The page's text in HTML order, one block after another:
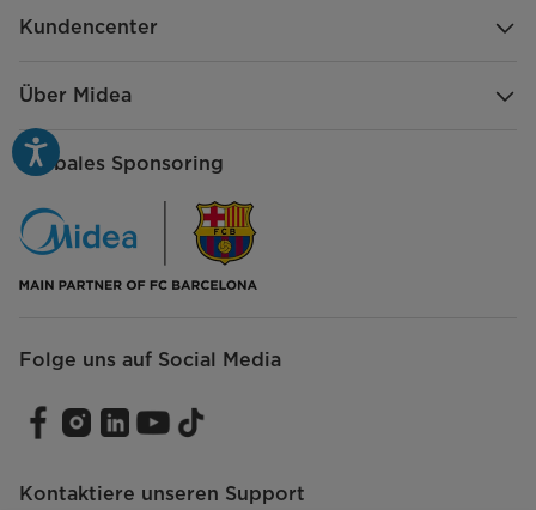
Besonderheiten
Ladestation
Selbstreinigung
Zubehör
Lade- und Reinigungsstation
Ersatz-HEPA-Filter
Kundencenter
Über Midea
Globales Sponsoring
Folge uns auf Social Media
Kontaktiere unseren Support